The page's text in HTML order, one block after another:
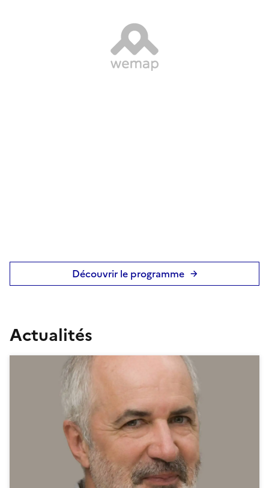
Découvrir le programme
Actualités